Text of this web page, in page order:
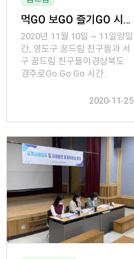
먹GO 보GO 즐기GO 시간여행
2020년 11월 10일 ~ 11일양일
간, 영도구 꿈드림 친구들과 서
구 꿈드림 친구들이경상북도
경주로Go Go Go 시간..
2020-11-25